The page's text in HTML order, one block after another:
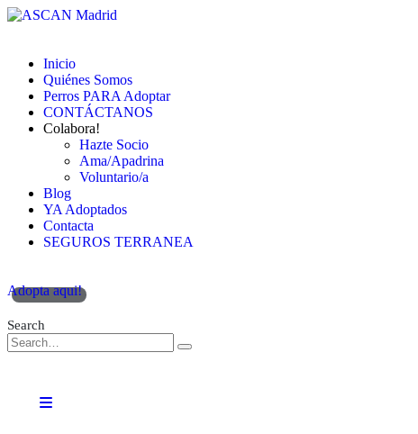
Inicio
Quiénes Somos
Perros PARA Adoptar
CONTÁCTANOS
Colabora!
Hazte Socio
Ama/Apadrina
Voluntario/a
Blog
YA Adoptados
Contacta
SEGUROS TERRANEA
Adopta aqui!
Search